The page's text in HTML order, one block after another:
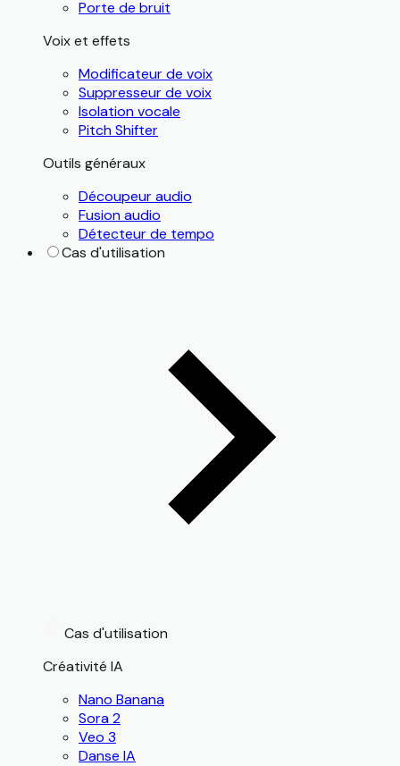
Porte de bruit
Voix et effets
Modificateur de voix
Suppresseur de voix
Isolation vocale
Pitch Shifter
Outils généraux
Découpeur audio
Fusion audio
Détecteur de tempo
Cas d'utilisation
Cas d'utilisation
Créativité IA
Nano Banana
Sora 2
Veo 3
Danse IA